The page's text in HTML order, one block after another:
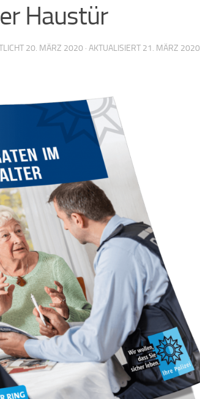
Haustür
20. MÄRZ 2020 · AKTUALISIERT 21. MÄRZ 2020